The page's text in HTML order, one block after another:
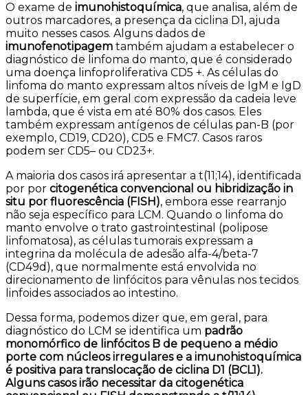
O exame de imunohistoquímica, que analisa, além de
outros marcadores, a presença da ciclina D1, ajuda
muito nesses casos. Alguns dados de
imunofenotipagem também ajudam a estabelecer o
diagnóstico de linfoma do manto, que é considerado
uma doença linfoproliferativa CD5 +. As células do
linfoma do manto expressam altos níveis de IgM e IgD
de superfície, em geral com expressão da cadeia leve
lambda, que é vista em até 80% dos casos. Eles
também expressam antígenos de células pan-B (por
exemplo, CD19, CD20), CD5 e FMC7. Casos raros
podem ser CD5– ou CD23+.
A maioria dos casos irá apresentar a t(11;14), identificada
por por citogenética convencional ou hibridização in
situ por fluorescência (FISH), embora esse rearranjo
não seja específico para LCM. Quando o linfoma do
manto envolve o trato gastrointestinal (polipose
linfomatosa), as células tumorais expressam a
integrina da molécula de adesão alfa-4/beta-7
(CD49d), que normalmente está envolvida no
direcionamento de linfócitos para vênulas nos tecidos
linfoides associados ao intestino.
Dessa forma, podemos dizer que, em geral, para
diagnóstico do LCM se identifica um padrão
monomórfico de linfócitos B de pequeno a médio
porte com núcleos irregulares e a imunohistoquímica
é positiva para translocação de ciclina D1 (BCL1).
Alguns casos irão necessitar da citogenética